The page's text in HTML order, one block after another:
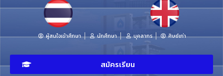
ผู้สนใจเข้าศึกษา นักศึกษา บุคลากร ศิษย์เก่า
สมัครเรียน